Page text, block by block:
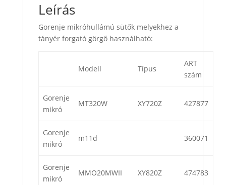
Leírás
Gorenje mikróhullámú sütők melyekhez a
tányér forgató görgő használható:
Modell Típus
ART
szám
Gorenje
mikró
MT320W XY720Z 427877
Gorenje
mikró
m11d 360071
Gorenje
mikró
MMO20MWII XY820Z 474783